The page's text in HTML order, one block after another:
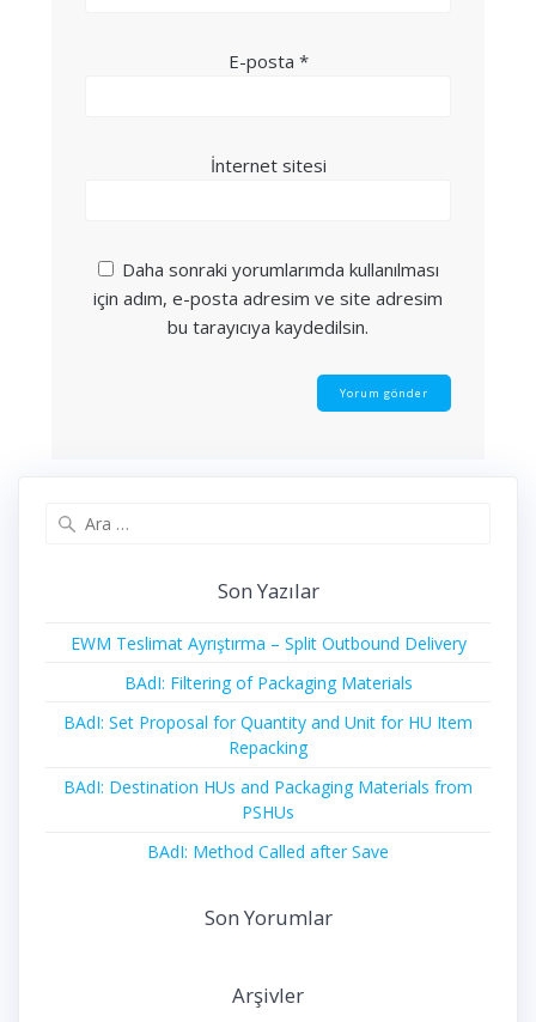
E-posta *
İnternet sitesi
Daha sonraki yorumlarımda kullanılması
için adım, e-posta adresim ve site adresim
bu tarayıcıya kaydedilsin.
Son Yazılar
EWM Teslimat Ayrıştırma – Split Outbound Delivery
BAdI: Filtering of Packaging Materials
BAdI: Set Proposal for Quantity and Unit for HU Item
Repacking
BAdI: Destination HUs and Packaging Materials from
PSHUs
BAdI: Method Called after Save
Son Yorumlar
Arşivler